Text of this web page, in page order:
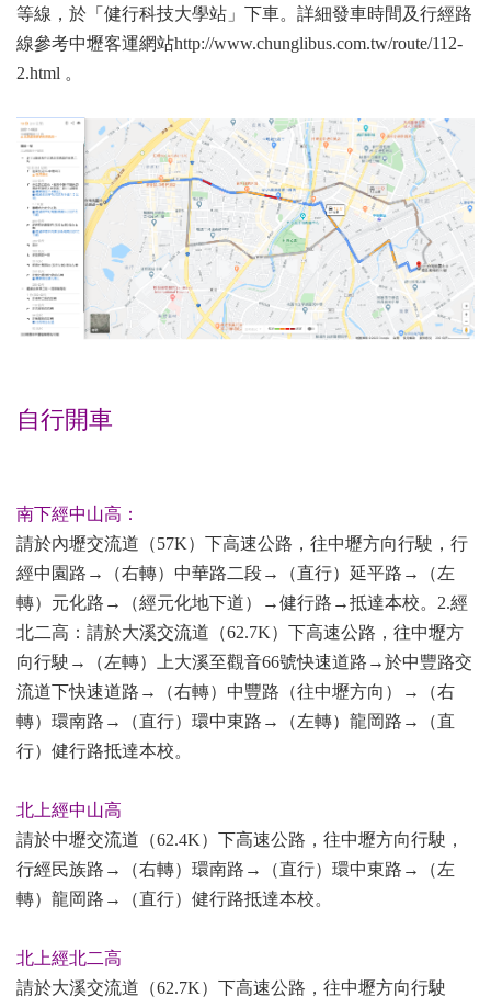
等線，於「健行科技大學站」下車。詳細發車時間及行經路
線參考中壢客運網站http://www.chunglibus.com.tw/route/112-
2.html 。
自行開車
南下經中山高：
請於內壢交流道（57K）下高速公路，往中壢方向行駛，行
經中園路→（右轉）中華路二段→（直行）延平路→（左
轉）元化路→（經元化地下道）→健行路→抵達本校。2.經
北二高：請於大溪交流道（62.7K）下高速公路，往中壢方
向行駛→（左轉）上大溪至觀音66號快速道路→於中豐路交
流道下快速道路→（右轉）中豐路（往中壢方向）→（右
轉）環南路→（直行）環中東路→（左轉）龍岡路→（直
行）健行路抵達本校。
北上經中山高
請於中壢交流道（62.4K）下高速公路，往中壢方向行駛，
行經民族路→（右轉）環南路→（直行）環中東路→（左
轉）龍岡路→（直行）健行路抵達本校。
北上經北二高
請於大溪交流道（62.7K）下高速公路，往中壢方向行駛